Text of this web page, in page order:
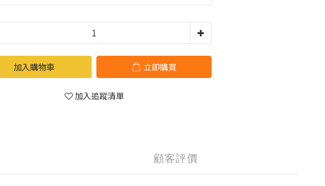
加入購物車 立即購買
加入追蹤清單
顧客評價